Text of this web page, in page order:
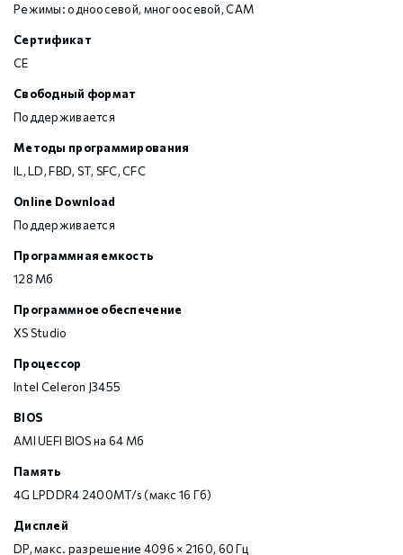
Режимы: одноосевой, многоосевой, CAM
Сертификат
CE
Свободный формат
Поддерживается
Методы программирования
IL, LD, FBD, ST, SFC, CFC
Online Download
Поддерживается
Программная емкость
128 Мб
Программное обеспечение
XS Studio
Процессор
Intel Celeron J3455
BIOS
AMI UEFI BIOS на 64 Мб
Память
4G LPDDR4 2400MT/s (макс 16 Гб)
Дисплей
DP, макс. разрешение 4096 × 2160, 60 Гц